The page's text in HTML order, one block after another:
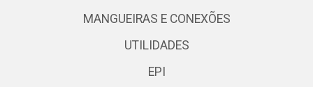
MANGUEIRAS E CONEXÕES
UTILIDADES
EPI